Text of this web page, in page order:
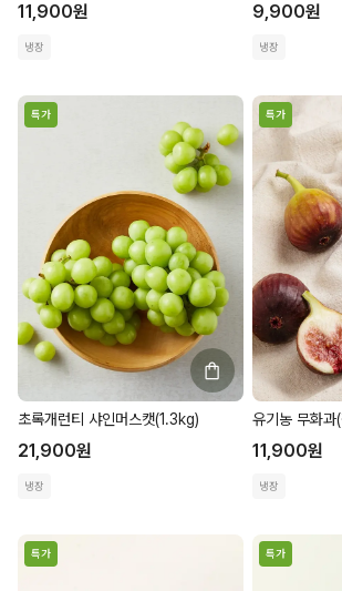
11,900원
냉장
9,900원
냉장
특가
초록개런티 샤인머스캣(1.3kg)
21,900원
냉장
특가
유기농 무화
11,900원
냉장
특가 특가